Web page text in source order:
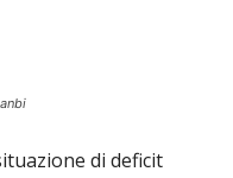
di deficit